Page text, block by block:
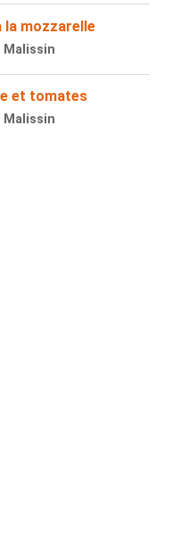
mozzarelle
Malissin
et tomates
Malissin